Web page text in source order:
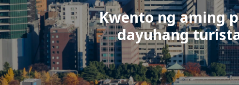
Kwento ng aming
dayuhang